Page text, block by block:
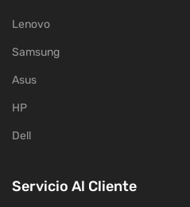
Lenovo
Samsung
Asus
HP
Dell
Servicio Al Cliente